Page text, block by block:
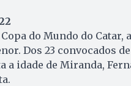
Copa do Mundo do
Dos 23 convocados
a idade de Miranda,